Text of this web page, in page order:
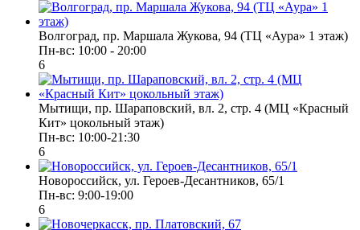
Волгоград, пр. Маршала Жукова, 94 (ТЦ «Аура» 1 этаж)
Пн-вс: 10:00 - 20:00
6
Мытищи, пр. Шараповский, вл. 2, стр. 4 (МЦ «Красный
Кит» цокольный этаж)
Пн-вс: 10:00-21:30
6
Новороссийск, ул. Героев-Десантников, 65/1
Пн-вс: 9:00-19:00
6